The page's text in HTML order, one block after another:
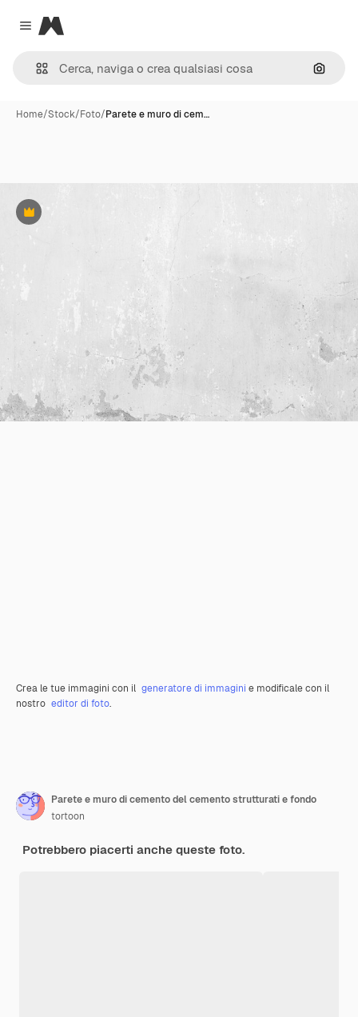
Close menu
Magnific
Cerca
Home/Stock/Foto/Parete e muro di cem…
Premium
Crea le tue immagini con il generatore di immagini e modificale con il
nostro editor di foto.
Parete e muro di cemento del cemento strutturati e fondo
tortoon
Potrebbero piacerti anche queste foto.